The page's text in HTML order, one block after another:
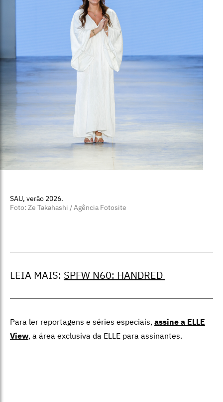
SAU, verão 2026.
Foto: Ze Takahashi / Agência Fotosite
LEIA MAIS: SPFW N60: HANDRED
Para ler reportagens e séries especiais, assine a ELLE
View, a área exclusiva da ELLE para assinantes.